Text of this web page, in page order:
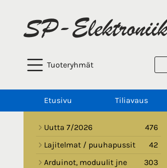
Tuoteryhmät
Etusivu Tiliavaus
Uutta 7/2026
476
Lajitelmat / puuhapussit
42
Arduinot, moduulit jne
303